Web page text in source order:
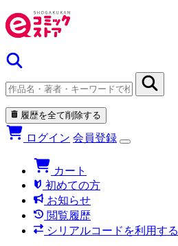
履歴を全て削除する
ログイン 会員登録
カート
初めての方
お知らせ
閲覧履歴
シリアルコードを利用する